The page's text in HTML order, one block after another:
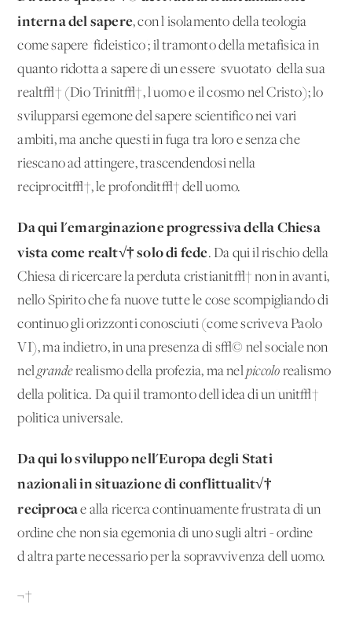
interna del sapere, con l'isolamento della teologia
come sapere 'fideistico'; il tramonto della metafisica in
quanto ridotta a sapere di un essere 'svuotato' della sua
realt√† (Dio Trinit√†, l'uomo e il cosmo nel Cristo); lo
svilupparsi egemone del sapere scientifico nei vari
ambiti, ma anche questi in fuga tra loro e senza che
riescano ad attingere, trascendendosi nella
reciprocit√†, le profondit√† dell'uomo.
Da qui l'emarginazione progressiva della Chiesa
vista come realt√† solo di fede. Da qui il rischio della
Chiesa di ricercare la perduta cristianit√† non in avanti,
nello Spirito che fa nuove tutte le cose scompigliando di
continuo gli orizzonti conosciuti (come scriveva Paolo
VI), ma indietro, in una presenza di s√© nel sociale non
nelgranderealismo della profezia, ma nelpiccolo realismo
della politica. Da qui il tramonto dell'idea di un'unit√†
politica universale.
Da qui lo sviluppo nell'Europa degli Stati
nazionali in situazione di conflittualit√†
reciprocae alla ricerca continuamente frustrata di un
ordine che non sia egemonia di uno sugli altri - ordine
d'altra parte necessario per la sopravvivenza dell'uomo.
¬†